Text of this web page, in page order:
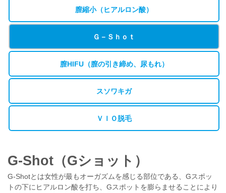
膣縮小（ヒアルロン酸）
Ｇ－Ｓｈｏｔ
膣HIFU（膣の引き締め、尿もれ）
スソワキガ
ＶＩＯ脱毛
G-Shot（Gショット）
G-Shotとは女性が最もオーガズムを感じる部位である、Gスポッ
トの下にヒアルロン酸を打ち、Gスポットを膨らませることにより